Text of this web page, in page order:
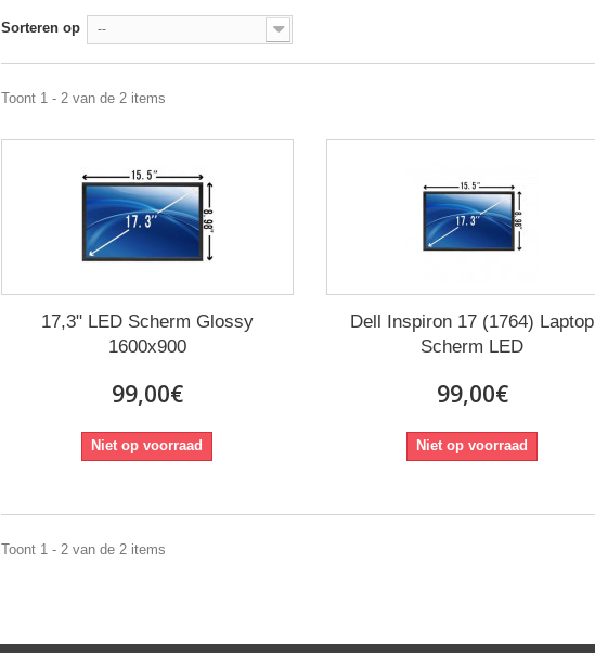
Sorteren op --
Toont 1 - 2 van de 2 items
17,3" LED Scherm Glossy
1600x900
99,00€
Niet op voorraad
Dell Inspiron 17 (1764) Laptop
Scherm LED
99,00€
Niet op voorraad
Toont 1 - 2 van de 2 items